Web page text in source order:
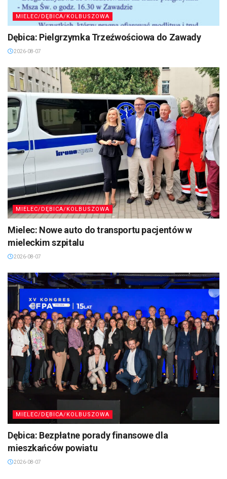
MIELEC/DĘBICA/KOLBUSZOWA
Dębica: Pielgrzymka Trzeźwościowa do Zawady
2026-08-07
MIELEC/DĘBICA/KOLBUSZOWA
Mielec: Nowe auto do transportu pacjentów w
mieleckim szpitalu
2026-08-07
MIELEC/DĘBICA/KOLBUSZOWA
Dębica: Bezpłatne porady finansowe dla
mieszkańców powiatu
2026-08-07